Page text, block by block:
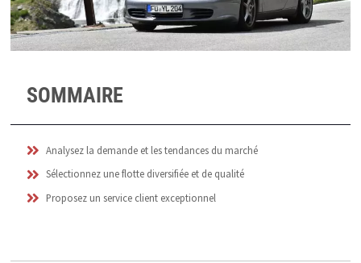
SOMMAIRE
Analysez la demande et les tendances du marché
Sélectionnez une flotte diversifiée et de qualité
Proposez un service client exceptionnel